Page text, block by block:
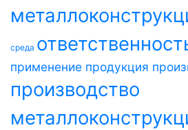
среда
применение продукция
производство